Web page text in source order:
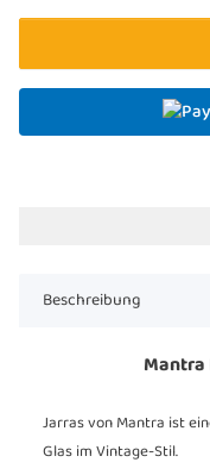
Beschreibung
Jarras von Mantra ist
Glas im Vintage-Stil.